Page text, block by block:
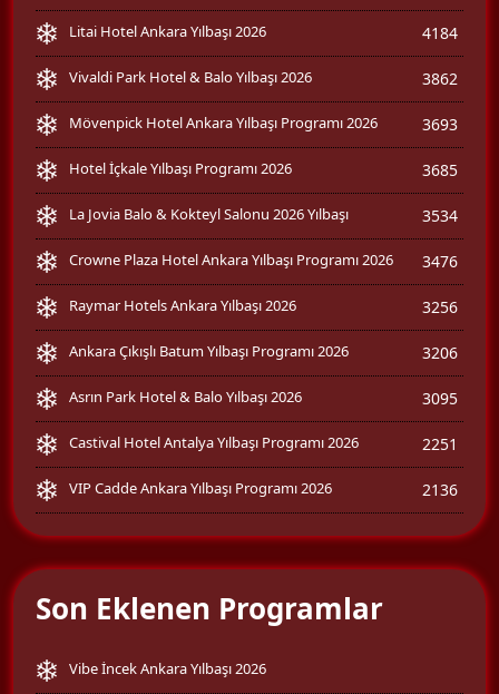
Litai Hotel Ankara Yılbaşı 2026 4184
Vivaldi Park Hotel & Balo Yılbaşı 2026 3862
Mövenpick Hotel Ankara Yılbaşı Programı 2026 3693
Hotel İçkale Yılbaşı Programı 2026 3685
La Jovia Balo & Kokteyl Salonu 2026 Yılbaşı 3534
Crowne Plaza Hotel Ankara Yılbaşı Programı 2026 3476
Raymar Hotels Ankara Yılbaşı 2026 3256
Ankara Çıkışlı Batum Yılbaşı Programı 2026 3206
Asrın Park Hotel & Balo Yılbaşı 2026 3095
Castival Hotel Antalya Yılbaşı Programı 2026 2251
VIP Cadde Ankara Yılbaşı Programı 2026 2136
Son Eklenen Programlar
Vibe İncek Ankara Yılbaşı 2026